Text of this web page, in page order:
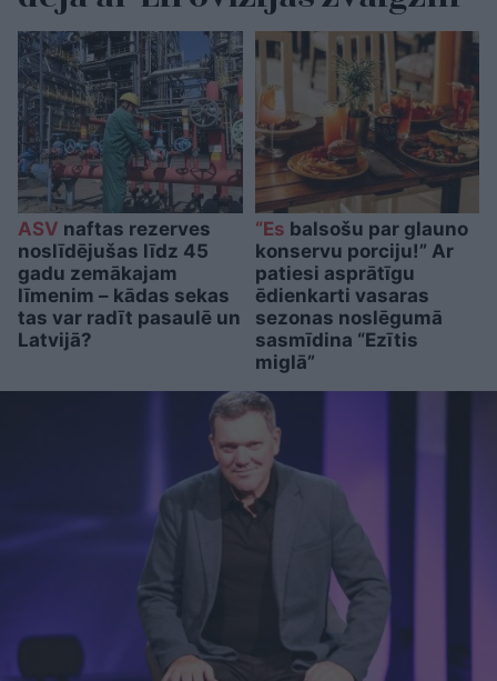
ASV naftas rezerves
noslīdējušas līdz 45
gadu zemākajam
līmenim – kādas sekas
tas var radīt pasaulē un
Latvijā?
“Es balsošu par glauno
konservu porciju!” Ar
patiesi asprātīgu
ēdienkarti vasaras
sezonas noslēgumā
sasmīdina “Ezītis
miglā”